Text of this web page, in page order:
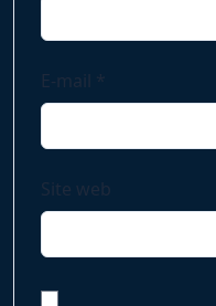
E-mail *
Site web